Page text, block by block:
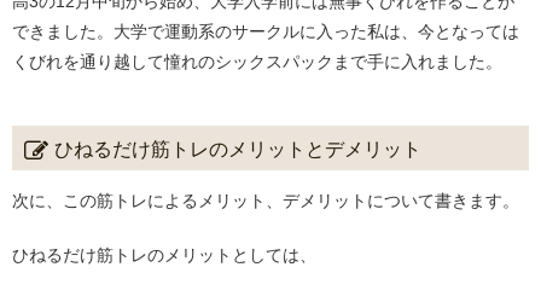
できました。大学で運動系のサークルに入った私は、今となっては
くびれを通り越して憧れのシックスパックまで手に入れました。
ひねるだけ筋トレのメリットとデメリット
次に、この筋トレによるメリット、デメリットについて書きます。
ひねるだけ筋トレのメリットとしては、